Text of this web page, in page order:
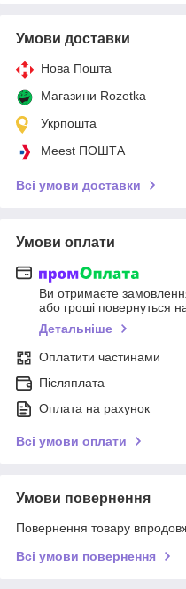
Умови доставки
Нова Пошта
Магазини Rozetka
Укрпошта
Meest ПОШТА
Всі умови доставки
Умови оплати
Ви отримаєте
або гроші повернуться
Детальніше
Оплатити частинами
Післяплата
Оплата на рахунок
Всі умови оплати
Умови повернення
Повернення товару
Всі умови повернення